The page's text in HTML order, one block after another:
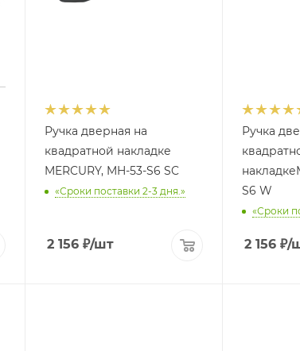
Ручка дверная на
квадратной накладке
MERCURY, MH-53-S6 SC
«Сроки поставки 2-3 дня.»
2 156₽/шт
Ручка
S6 W
«Сроки
2 156 ₽/